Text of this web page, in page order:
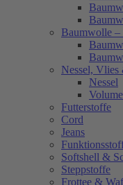
Baumwolle
Nessel,
Nessel
Futterstoffe
Cord
Jeans
Softshell &
Steppstoffe
Frottee &